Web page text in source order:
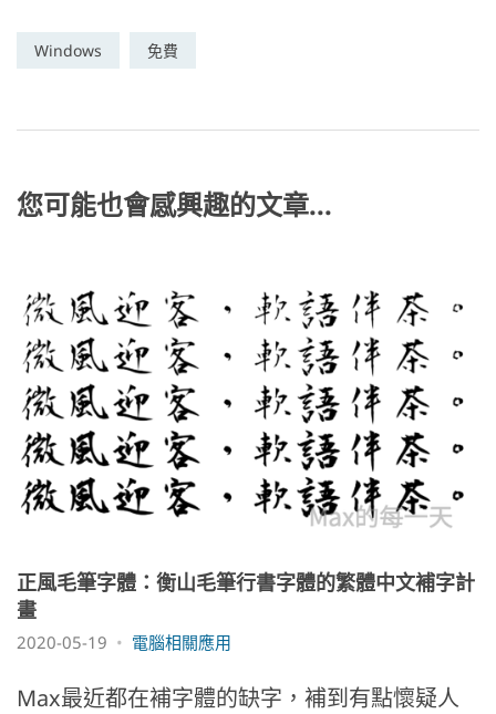
e c
e
o
k
ss
e
g
itt
er
b n
Windows 免費
您可能也會感興趣的文章...
正風毛筆字體：衡山毛筆行書字體的繁體中文補字計
畫
2020-05-19 電腦相關應用
Max最近都在補字體的缺字，補到有點懷疑人